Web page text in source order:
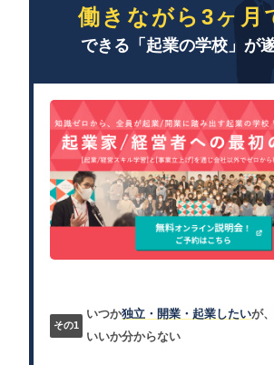
働きながら3ヶ月
できる「起業の学校」が
いつか独立・開業・起業したいが
いいか分からない